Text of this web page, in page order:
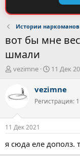
Истории наркоманов
вот бы мне
шмали
А
о
т
е
м
ы
vezimne
Д
т
н
а
л
а
11 Дек
vezimne
Регистрация:
11 Дек 2021
я сюда еле дополз.